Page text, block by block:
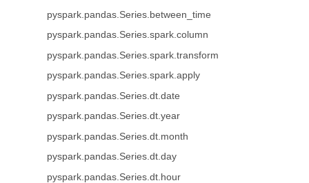
pyspark.pandas.Series.between_time
pyspark.pandas.Series.spark.column
pyspark.pandas.Series.spark.transform
pyspark.pandas.Series.spark.apply
pyspark.pandas.Series.dt.date
pyspark.pandas.Series.dt.year
pyspark.pandas.Series.dt.month
pyspark.pandas.Series.dt.day
pyspark.pandas.Series.dt.hour